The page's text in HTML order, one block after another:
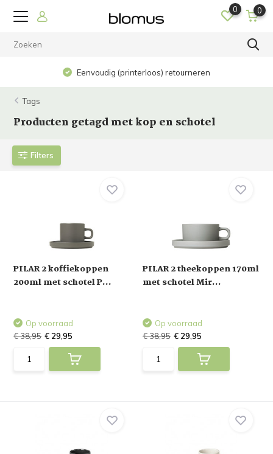
0 0
Eenvoudig (printerloos) retourneren
Tags
Producten getagd met kop en schotel
Filters
PILAR 2 koffiekoppen
200ml met schotel P...
Op voorraad
€ 38,95 € 29,95
PILAR 2 theekoppen 170ml
met schotel Mir...
Op voorraad
€ 38,95 € 29,95